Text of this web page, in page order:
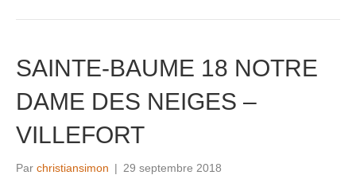
SAINTE-BAUME 18 NOTRE
DAME DES NEIGES –
VILLEFORT
Par christiansimon | 29 septembre 2018